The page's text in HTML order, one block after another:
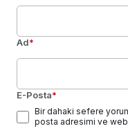
Ad*
E-Posta*
Bir dahaki sefere
posta adresimi ve web